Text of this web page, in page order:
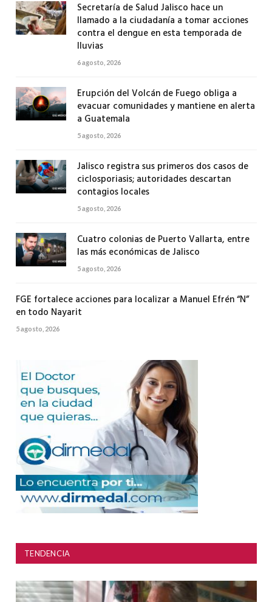
Secretaría de Salud Jalisco hace un
llamado a la ciudadanía a tomar acciones
contra el dengue en esta temporada de
lluvias
6 agosto, 2026
Erupción del Volcán de Fuego obliga a
evacuar comunidades y mantiene en alerta
a Guatemala
5 agosto, 2026
Jalisco registra sus primeros dos casos de
ciclosporiasis; autoridades descartan
contagios locales
5 agosto, 2026
Cuatro colonias de Puerto Vallarta, entre
las más económicas de Jalisco
5 agosto, 2026
FGE fortalece acciones para localizar a Manuel Efrén “N”
en todo Nayarit
5 agosto, 2026
TENDENCIA